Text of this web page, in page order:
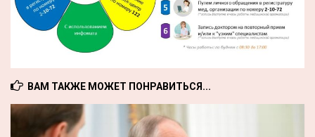
ВАМ ТАКЖЕ МОЖЕТ ПОНРАВИТЬСЯ...